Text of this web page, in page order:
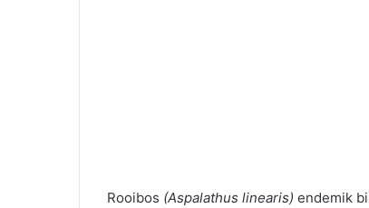
Rooibos (Aspalathus linearis) endemik